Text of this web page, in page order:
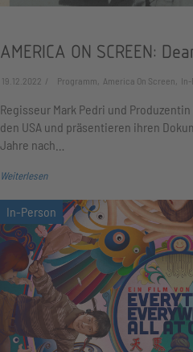
AMERICA ON SCREEN:
19.12.2022 Programm, America On Screen,
Regisseur Mark Pedri und
den USA und präsentieren ihren
Jahre nach…
Weiterlesen